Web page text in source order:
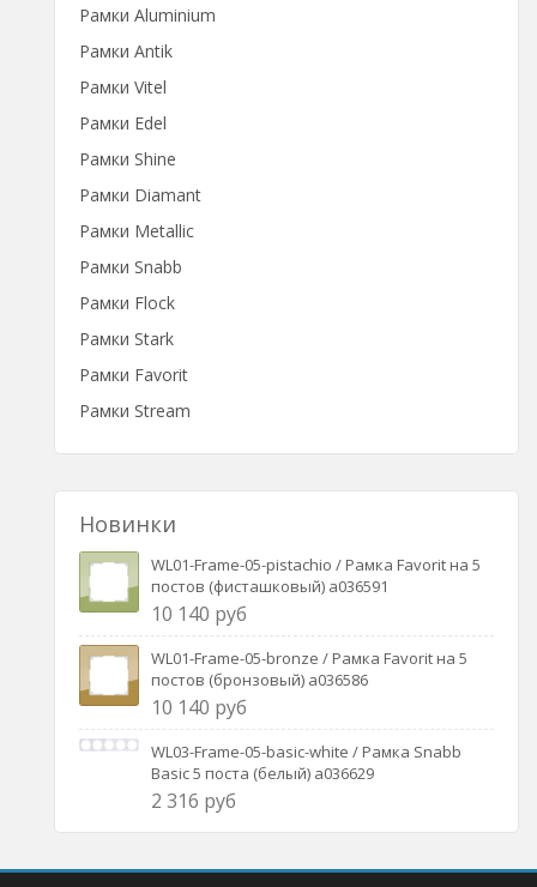
Рамки Aluminium
Рамки Antik
Рамки Vitel
Рамки Edel
Рамки Shine
Рамки Diamant
Рамки Metallic
Рамки Snabb
Рамки Flock
Рамки Stark
Рамки Favorit
Рамки Stream
Новинки
WL01-Frame-05-pistachio / Рамка Favorit на 5
постов (фисташковый) a036591
10 140 руб
WL01-Frame-05-bronze / Рамка Favorit на 5
постов (бронзовый) a036586
10 140 руб
WL03-Frame-05-basic-white / Рамка Snabb
Basic 5 поста (белый) a036629
2 316 руб